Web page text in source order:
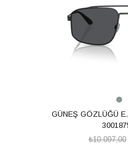
GÜNEŞ GÖZLÜĞÜ
₺10.097,00